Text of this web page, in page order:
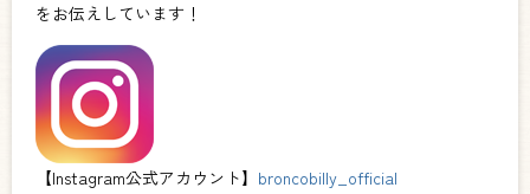
をお伝えしています！
【Instagram公式アカウント】 broncobilly_official